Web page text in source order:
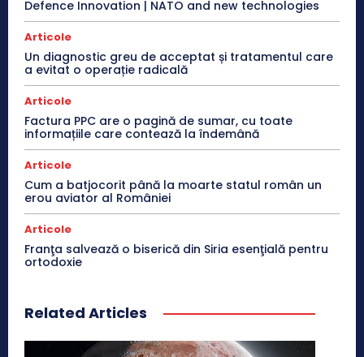
Defence Innovation | NATO and new technologies
Articole
Un diagnostic greu de acceptat și tratamentul care
a evitat o operație radicală
Articole
Factura PPC are o pagină de sumar, cu toate
informațiile care contează la îndemână
Articole
Cum a batjocorit până la moarte statul român un
erou aviator al României
Articole
Franţa salvează o biserică din Siria esenţială pentru
ortodoxie
Related Articles